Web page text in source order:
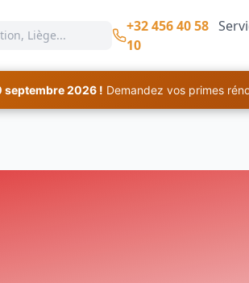
+32 456 40 58
10
septembre 2026 ! Demandez vos primes